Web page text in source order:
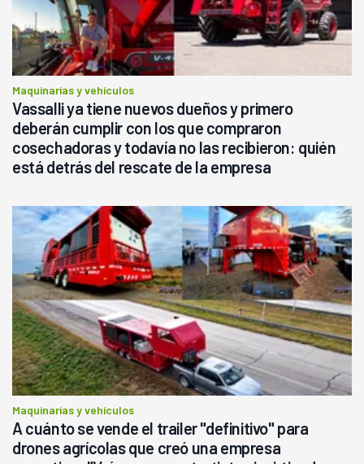
Maquinarias y vehículos
Vassalli ya tiene nuevos dueños y primero
deberán cumplir con los que compraron
cosechadoras y todavía no las recibieron: quién
está detrás del rescate de la empresa
Maquinarias y vehículos
A cuánto se vende el trailer "definitivo" para
drones agrícolas que creó una empresa